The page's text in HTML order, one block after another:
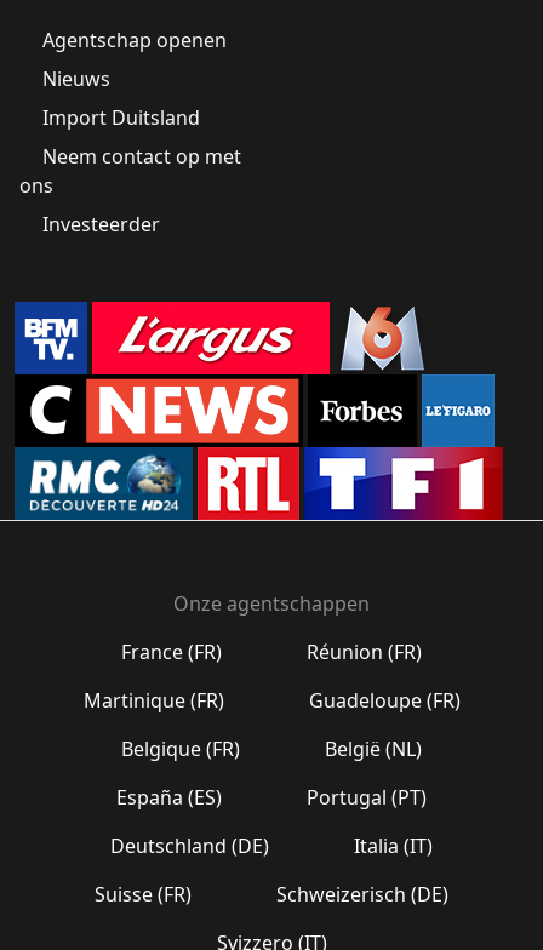
Agentschap openen
Nieuws
Import Duitsland
Neem contact op met
ons
Investeerder
Onze agentschappen
France (FR)
Réunion (FR)
Martinique (FR)
Guadeloupe (FR)
Belgique (FR)
België (NL)
España (ES)
Portugal (PT)
Deutschland (DE)
Italia (IT)
Suisse (FR)
Schweizerisch (DE)
Svizzero (IT)